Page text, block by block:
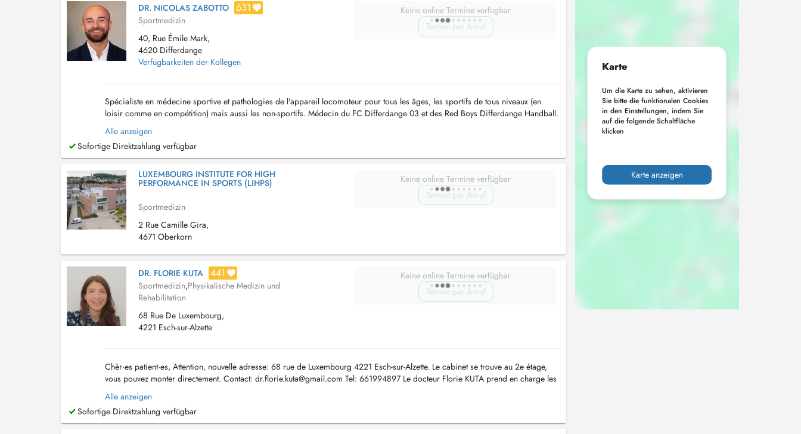
DR. NICOLAS ZABOTTO 631
Sportmedizin
40, Rue Émile Mark,
4620 Differdange
Verfügbarkeiten der Kollegen
Keine online Termine verfügbar
Termin per Anruf
Spécialiste en médecine sportive et pathologies de l'appareil locomoteur pour tous les âges, les sportifs de tous niveaux (en
loisir comme en compétition) mais aussi les non-sportifs. Médecin du FC Differdange 03 et des Red Boys Differdange Handball.
Médecin de la fédération luxembourgeoise de...
Alle anzeigen
Sofortige Direktzahlung verfügbar
LUXEMBOURG INSTITUTE FOR HIGH
PERFORMANCE IN SPORTS (LIHPS)
Sportmedizin
2 Rue Camille Gira,
4671 Oberkorn
Keine online Termine verfügbar
Termin per Anruf
DR. FLORIE KUTA 441
Sportmedizin,Physikalische Medizin und
Rehabilitation
68 Rue De Luxembourg,
4221 Esch-sur-Alzette
Keine online Termine verfügbar
Termin per Anruf
Chèr·es patient·es, Attention, nouvelle adresse: 68 rue de Luxembourg 4221 Esch-sur-Alzette. Le cabinet se trouve au 2e étage,
vous pouvez monter directement. Contact: dr.florie.kuta@gmail.com Tel: 661994897 Le docteur Florie KUTA prend en charge les
pathologies aiguës et chroniques de ...
Alle anzeigen
Sofortige Direktzahlung verfügbar
Karte
Um die Karte zu sehen, aktivieren
Sie bitte die funktionalen Cookies
in den Einstellungen, indem Sie
auf die folgende Schaltfläche
klicken
Karte anzeigen